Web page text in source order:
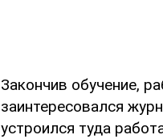
Закончив обучение,
заинтересовался
устроился туда